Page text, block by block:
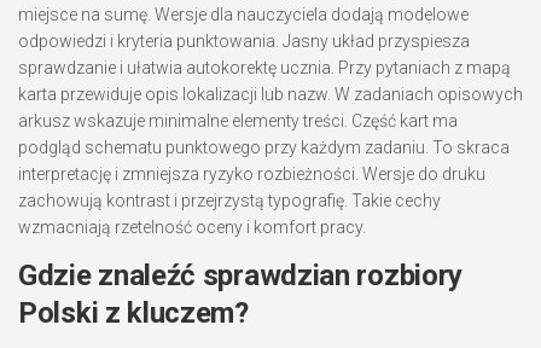
miejsce na sumę. Wersje dla nauczyciela dodają modelowe
odpowiedzi i kryteria punktowania. Jasny układ przyspiesza
sprawdzanie i ułatwia autokorektę ucznia. Przy pytaniach z mapą
karta przewiduje opis lokalizacji lub nazw. W zadaniach opisowych
arkusz wskazuje minimalne elementy treści. Część kart ma
podgląd schematu punktowego przy każdym zadaniu. To skraca
interpretację i zmniejsza ryzyko rozbieżności. Wersje do druku
zachowują kontrast i przejrzystą typografię. Takie cechy
wzmacniają rzetelność oceny i komfort pracy.
Gdzie znaleźć sprawdzian rozbiory
Polski z kluczem?